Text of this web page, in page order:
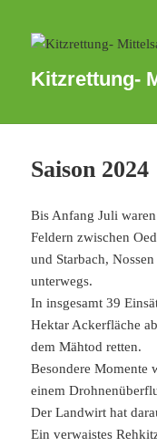
Kitzrettung-
Saison 2024
Bis Anfang Juli
Feldern zwischen
und Starbach,
unterwegs.
In insgesamt 39
Hektar Ackerfläche
dem Mähtod retten.
Besondere Momente
einem
Der Landwirt hat
Ein verwaistes